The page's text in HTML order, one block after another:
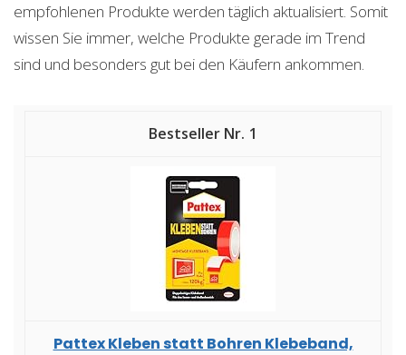
empfohlenen Produkte werden täglich aktualisiert. Somit
wissen Sie immer, welche Produkte gerade im Trend
sind und besonders gut bei den Käufern ankommen.
1
Pattex Kleben statt Bohren Klebeband,